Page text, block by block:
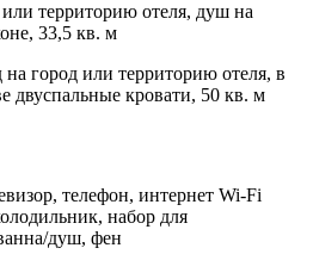
территорию отеля, душ на
33,5 кв. м
на город или территорию отеля, в
двуспальные кровати, 50 кв. м
телефон, интернет Wi-Fi
набор для
душ, фен